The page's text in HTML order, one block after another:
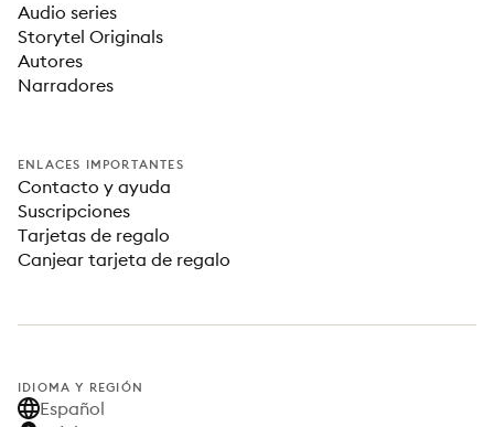
Audio series
Storytel Originals
Autores
Narradores
ENLACES IMPORTANTES
Contacto y ayuda
Suscripciones
Tarjetas de regalo
Canjear tarjeta de regalo
IDIOMA Y REGIÓN
Español